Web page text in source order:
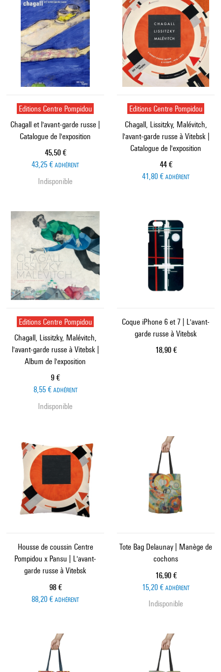
Editions Centre Pompidou
Chagall et l'avant-garde russe |
Catalogue de l'exposition
Prix ​​actuel
45,50 €
43,25 € ADHÉRENT
Indisponible
Editions Centre Pompidou
Chagall, Lissitzky, Malévitch,
l'avant-garde russe à Vitebsk |
Catalogue de l'exposition
Prix ​​actuel
44 €
41,80 € ADHÉRENT
Editions Centre Pompidou
Chagall, Lissitzky, Malévitch,
l'avant-garde russe à Vitebsk |
Album de l'exposition
Prix ​​actuel
9 €
8,55 € ADHÉRENT
Indisponible
Coque iPhone 6 et 7 | L'avant-
garde russe à Vitebsk
Prix ​​actuel
18,90 €
Housse de coussin Centre
Pompidou x Pansu | L'avant-
garde russe à Vitebsk
Prix ​​actuel
98 €
88,20 € ADHÉRENT
Tote Bag Delaunay | Manège de
cochons
Prix ​​actuel
16,90 €
15,20 € ADHÉRENT
Indisponible